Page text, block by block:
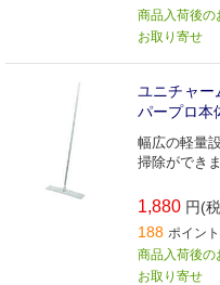
商品入荷後
お取り寄せ
ユニチャー
パープロ本
幅広の軽量
掃除ができ
1,880 円(
188 ポイン
商品入荷後
お取り寄せ